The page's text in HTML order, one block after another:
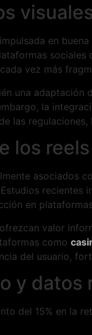
en
vez más
una
la
las
los
asociados
recientes
en
valor
como
del usuario,
y datos
del 15% en la